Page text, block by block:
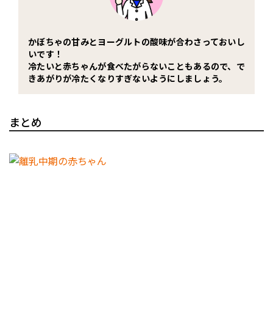
かぼちゃの甘みとヨーグルトの酸味が合わさっておいし
いです！
冷たいと赤ちゃんが食べたがらないこともあるので、で
きあがりが冷たくなりすぎないようにしましょう。
まとめ